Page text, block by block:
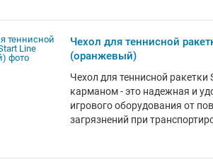
чехол всепогодным,
неблагоприятным
фиксатор плотно удерживает
защитит игровой инвентарь
загрязнений, а также создаст
удобства при его хранении и
Чехол для теннисной
(оранжевый)
Чехол для теннисной ракетки
карманом - это надежная и
игрового оборудования от
загрязнений при
Компактный и легкий чехол